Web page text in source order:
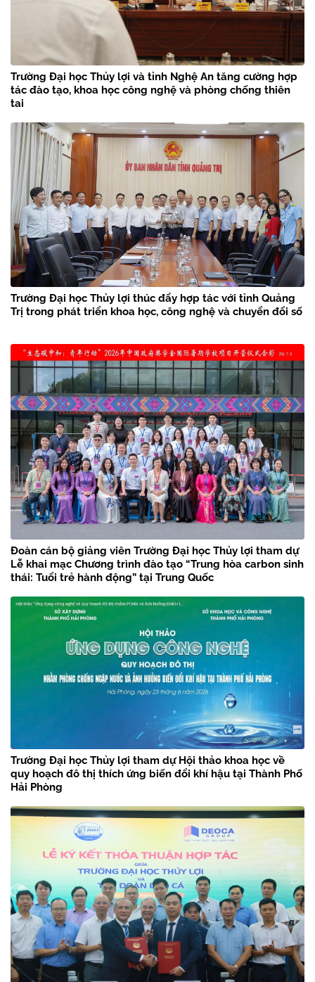
Trường Đại học Thủy lợi và tỉnh Nghệ An tăng cường hợp
tác đào tạo, khoa học công nghệ và phòng chống thiên
tai
Trường Đại học Thủy lợi thúc đẩy hợp tác với tỉnh Quảng
Trị trong phát triển khoa học, công nghệ và chuyển đổi số
Đoàn cán bộ giảng viên Trường Đại học Thủy lợi tham dự
Lễ khai mạc Chương trình đào tạo “Trung hòa carbon sinh
thái: Tuổi trẻ hành động” tại Trung Quốc
Trường Đại học Thủy lợi tham dự Hội thảo khoa học về
quy hoạch đô thị thích ứng biến đổi khí hậu tại Thành Phố
Hải Phòng